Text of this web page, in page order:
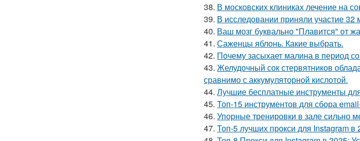
38. В московских клиниках лечение на
39. В исследовании приняли участие
40. Ваш мозг буквально "Плавится" от
41. Саженцы яблонь. Какие выбрать.
42. Почему засыхает малина в период
43. Желудочный сок стервятников
сравнимо с аккумуляторной кислотой.
44. Лучшие бесплатные инструменты
45. Топ-15 инструментов для сбора
46. Упорные тренировки в зале сильно
47. Топ-5 лучших прокси для Instagram в